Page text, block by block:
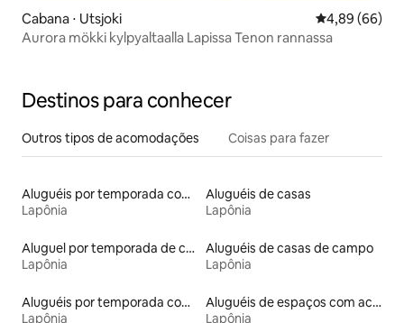
Cabana ⋅ Utsjoki 4,89 de uma
4,89 (66)
Aurora mökki kylpyaltaalla Lapissa Tenon rannassa
Destinos para conhecer
Outros tipos de acomodações Coisas para fazer
Aluguéis por temporada com banheira de hidromassagem
Lapônia
Aluguéis de casas
Lapônia
Aluguel por temporada de casas de veraneio
Lapônia
Aluguéis de casas de campo
Lapônia
Aluguéis por temporada com acesso ao lago
Lapônia
Aluguéis de espaços com acesso direto a pistas de esqui
Lapônia